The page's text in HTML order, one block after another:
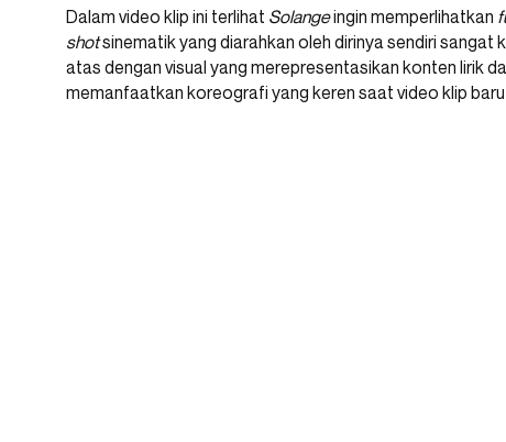
Dalam video klip ini terlihat Solangeingin memperlihatkan
shotsinematik yang diarahkan oleh dirinya sendiri
atas dengan visual yang merepresentasikan konten lirik
memanfaatkan koreografi yang keren saat video klip baru